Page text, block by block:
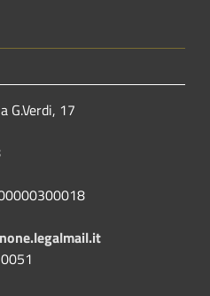
G.Verdi, 17